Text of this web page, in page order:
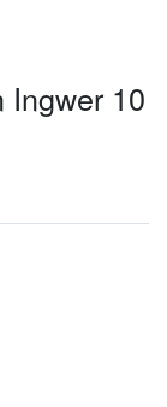
Ingwer 10